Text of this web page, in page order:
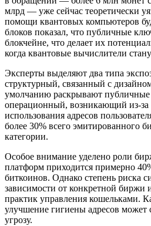
млрд — уже сейчас теоретически
помощи квантовых компьютеров
блоков показал, что публичные
блокчейне, что делает их
когда квантовые вычислители
Эксперты выделяют два типа
структурный, связанный с
умолчанию раскрывают
операционный, возникающий из-за
использования адресов
более 30% всего эмитированного
категории.
Особое внимание уделено роли
платформ приходится примерно
биткоинов. Однако степень риска
зависимости от конкретной
практик управления кошельками.
улучшение гигиены адресов может
угрозу.